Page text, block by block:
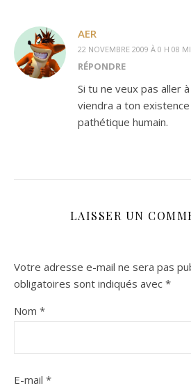
AER
22 NOVEMBRE 2009 À 0 H 08
RÉPONDRE
Si tu ne veux pas aller à
viendra a ton
pathétique humain.
LAISSER UN
Votre adresse e-mail ne sera pas
obligatoires sont indiqués avec *
Nom *
E-mail *